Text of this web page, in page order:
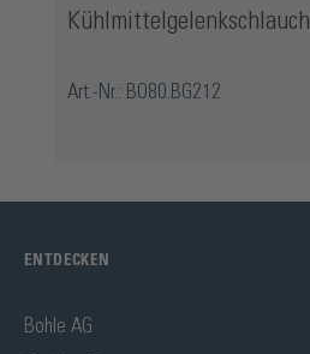
Kühlmittelgelenkschlauch
Art.-Nr.: BO80.BG212
ENTDECKEN
Bohle AG